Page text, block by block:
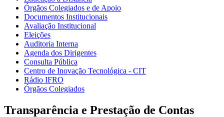
Órgãos Colegiados e de Apoio
Documentos Institucionais
Avaliação Institucional
Eleições
Auditoria Interna
Agenda dos Dirigentes
Consulta Pública
Centro de Inovação Tecnológica - CIT
Rádio IFRO
Órgãos Colegiados
Transparência e Prestação de Contas